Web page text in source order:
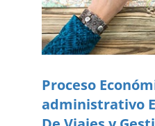
Proceso
administrativo